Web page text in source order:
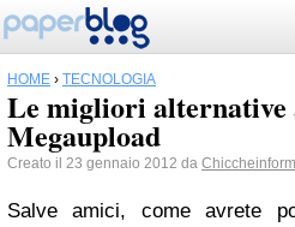
HOME › TECNOLOGIA
Le migliori alternative
Megaupload
Creato il 23 gennaio 2012 da
Salve amici, come avrete